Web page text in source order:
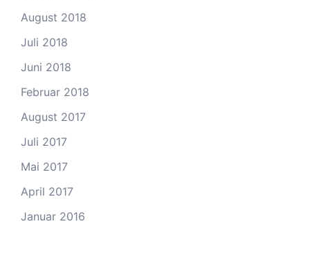
August 2018
Juli 2018
Juni 2018
Februar 2018
August 2017
Juli 2017
Mai 2017
April 2017
Januar 2016